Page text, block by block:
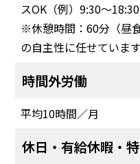
スOK（例）9:30〜
※休憩時間：60分（昼
の自主性に任せています
時間外労働
平均10時間／月
休日・有給休暇・